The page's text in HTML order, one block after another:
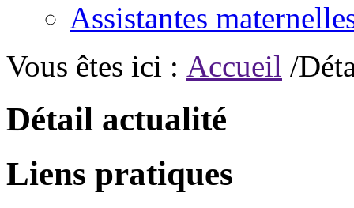
Assistantes
Vous êtes ici : Accueil /
Détail actualité
Liens pratiques